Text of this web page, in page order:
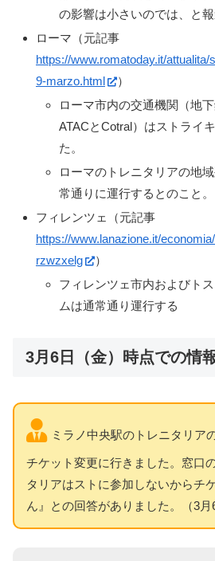
の影響は小さいのでは、と報
ローマ（元記事
https://www.romatoday.it/
9-marzo.html
）
ローマ市内の交通機関（地
ATACとCotral）はストライ
た。
ローマのトレニタリアの地
常通りに運行するとのこと。
フィレンツェ（元記事
https://www.lanazione.it/
rzwzxelg
）
フィレンツェ市内およびト
ムは通常通り運行する
3月6日（金）時点での情
ミラノ中央駅のトレニタリア
チケット変更に行きました。窓口
タリアはストに参加しないからチ
ん』との回答がありました。（3月